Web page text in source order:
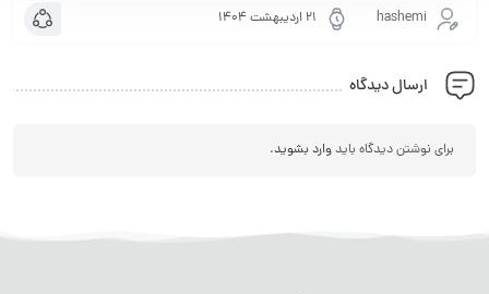
hashemi ۲۱ اردیبهشت ۱۴۰۴
ارسال دیدگاه
برای نوشتن دیدگاه بایدوارد بشوید.